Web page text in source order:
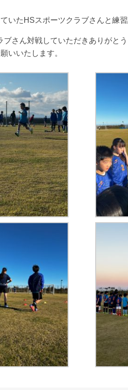
いたHSスポーツクラブさんと練習
ブさん対戦していただきありがとう
いいたします。